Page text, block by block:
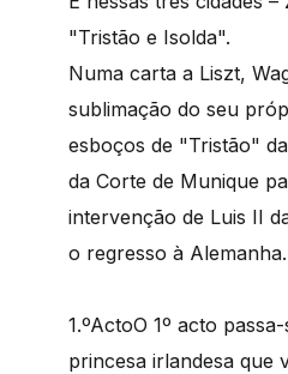
"Tristão e Isolda".
Numa carta a Liszt,
sublimação do seu
esboços de "Tristão"
da Corte de Munique
intervenção de Luis II
o regresso à Alemanha.
1.ºActoO 1º acto
princesa irlandesa que